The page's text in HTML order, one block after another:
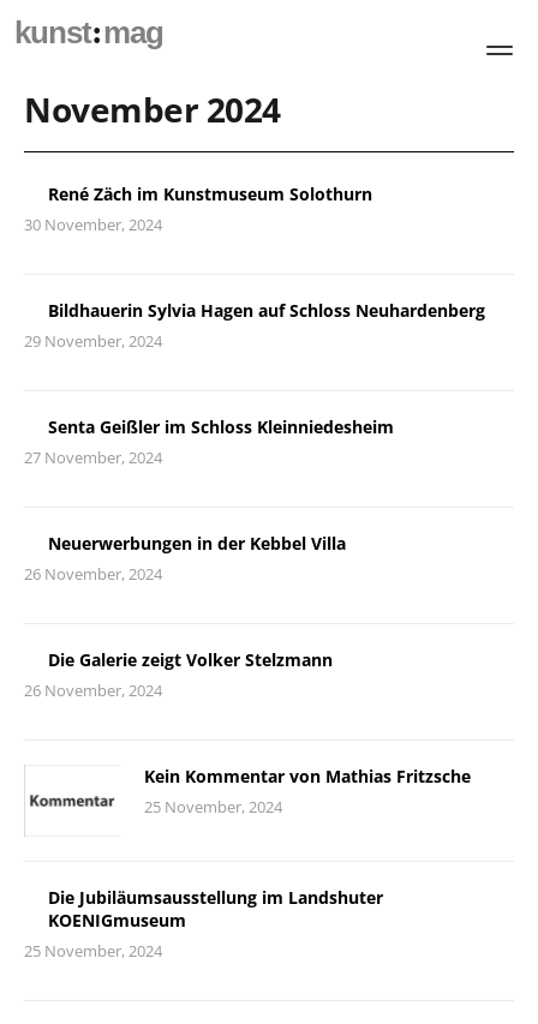
kunst:mag
November 2024
René Zäch im Kunstmuseum Solothurn
30 November, 2024
Bildhauerin Sylvia Hagen auf Schloss Neuhardenberg
29 November, 2024
Senta Geißler im Schloss Kleinniedesheim
27 November, 2024
Neuerwerbungen in der Kebbel Villa
26 November, 2024
Die Galerie zeigt Volker Stelzmann
26 November, 2024
Kein Kommentar von Mathias Fritzsche
25 November, 2024
Die Jubiläumsausstellung im Landshuter
KOENIGmuseum
25 November, 2024